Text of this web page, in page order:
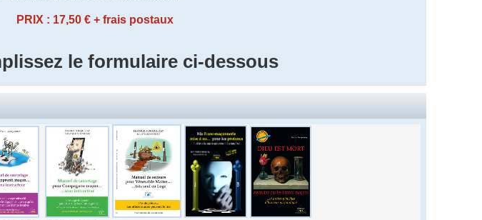
PRIX : 17,50 € + frais postaux
le formulaire ci-dessous